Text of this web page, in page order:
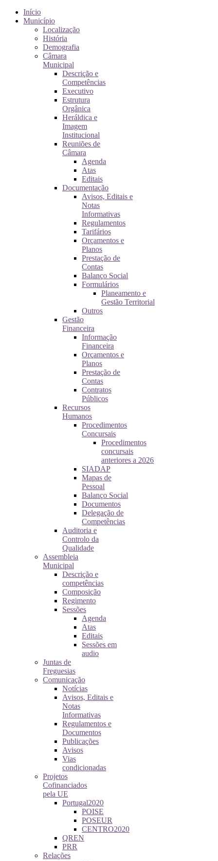
Início
Município
Localização
História
Demografia
Câmara
Municipal
Descrição e
Competências
Executivo
Estrutura
Orgânica
Heráldica e
Imagem
Institucional
Reuniões de
Câmara
Agenda
Atas
Editais
Documentação
Avisos, Editais e
Notas
Informativas
Regulamentos
Tarifários
Orçamentos e
Planos
Prestação de
Contas
Balanço Social
Formulários
Planeamento e
Gestão Territorial
Outros
Gestão
Financeira
Informação
Financeira
Orçamentos e
Planos
Prestação de
Contas
Contratos
Públicos
Recursos
Humanos
Procedimentos
Concursais
Procedimentos
concursais
anteriores a 2026
SIADAP
Mapas de
Pessoal
Balanço Social
Documentos
Delegação de
Competências
Auditoria e
Controlo da
Qualidade
Assembleia
Municipal
Descrição e
competências
Composição
Regimento
Sessões
Agenda
Atas
Editais
Sessões em
audio
Juntas de
Freguesias
Comunicação
Notícias
Avisos, Editais e
Notas
Informativas
Regulamentos e
Documentos
Publicações
Avisos
Vias
condicionadas
Projetos
Cofinanciados
pela UE
Portugal2020
POISE
POSEUR
CENTRO2020
QREN
PRR
Relações